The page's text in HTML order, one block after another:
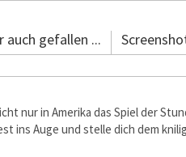
auch gefallen ...
nur in Amerika das Spiel der
ins Auge und stelle dich dem